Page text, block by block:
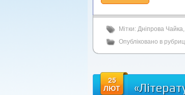
Мітки: Дніпрова Чайка,
Опубліковано в
25
ЛЮТ